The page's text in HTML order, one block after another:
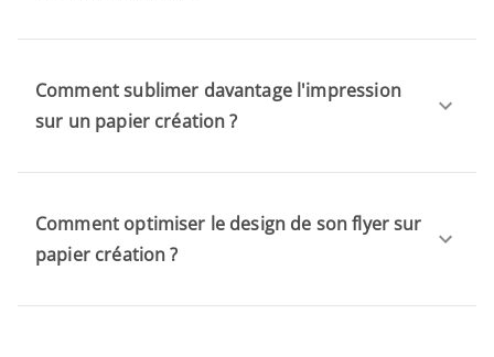
Comment sublimer davantage l'impression
sur un papier création ?
Comment optimiser le design de son flyer sur
papier création ?